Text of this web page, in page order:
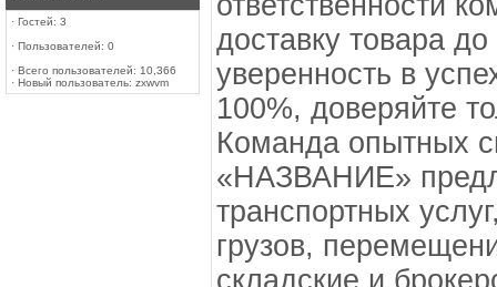
· Гостей: 3
· Пользователей: 0
· Всего пользователей: 10,366
· Новый пользователь: zxwvm
доставку товара
уверенность в
100%, доверяйте
Команда опытных
«НАЗВАНИЕ»
транспортных
грузов,
складские и